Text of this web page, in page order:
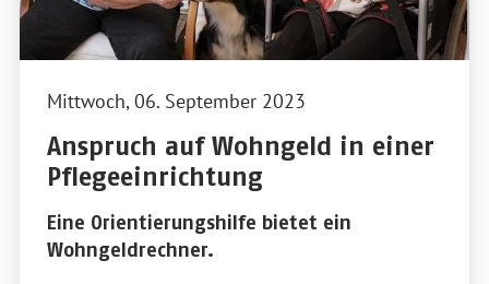
Mittwoch, 06. September 2023
Anspruch auf Wohngeld in einer
Pflegeeinrichtung
Eine Orientierungshilfe bietet ein
Wohngeldrechner.